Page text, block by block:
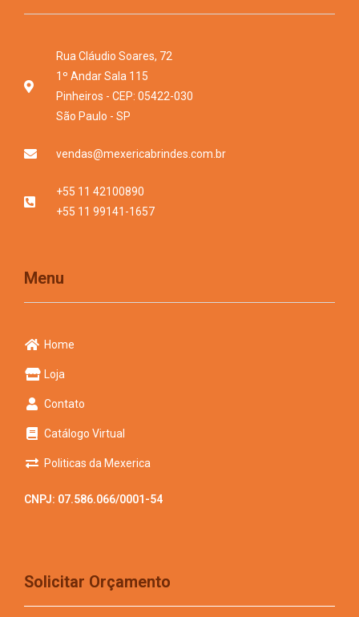
Rua Cláudio Soares, 72
1º Andar Sala 115
Pinheiros - CEP: 05422-030
São Paulo - SP
vendas@mexericabrindes.com.br
+55 11 42100890
+55 11 99141-1657
Menu
Home
Loja
Contato
Catálogo Virtual
Politicas da Mexerica
CNPJ: 07.586.066/0001-54
Solicitar Orçamento